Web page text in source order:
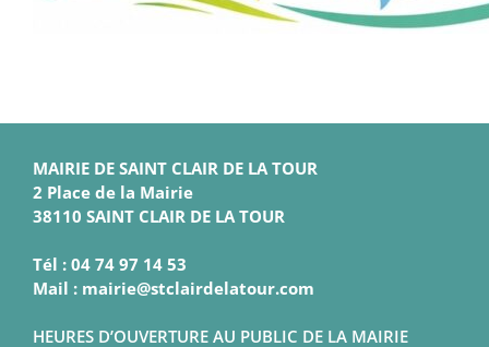
MAIRIE DE SAINT CLAIR DE LA TOUR
2 Place de la Mairie
38110 SAINT CLAIR DE LA TOUR
Tél : 04 74 97 14 53
Mail : mairie@stclairdelatour.com
HEURES D’OUVERTURE AU PUBLIC DE LA MAIRIE